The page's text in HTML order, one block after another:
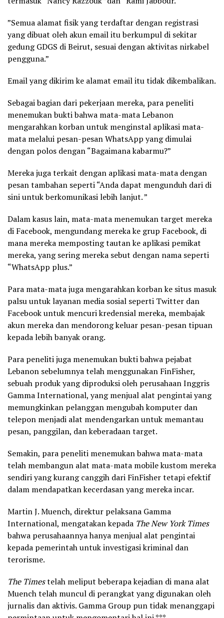
”Semua alamat fisik yang terdaftar dengan registrasi
yang dibuat oleh akun email itu berkumpul di sekitar
gedung GDGS di Beirut, sesuai dengan aktivitas nirkabel
pengguna.”
Email yang dikirim ke alamat email itu tidak dikembalikan.
Sebagai bagian dari pekerjaan mereka, para peneliti
menemukan bukti bahwa mata-mata Lebanon
mengarahkan korban untuk menginstal aplikasi mata-
mata melalui pesan-pesan WhatsApp yang dimulai
dengan polos dengan “Bagaimana kabarmu?”
Mereka juga terkait dengan aplikasi mata-mata dengan
pesan tambahan seperti “Anda dapat mengunduh dari di
sini untuk berkomunikasi lebih lanjut. ”
Dalam kasus lain, mata-mata menemukan target mereka
di Facebook, mengundang mereka ke grup Facebook, di
mana mereka memposting tautan ke aplikasi pemikat
mereka, yang sering mereka sebut dengan nama seperti
“WhatsApp plus.”
Para mata-mata juga mengarahkan korban ke situs masuk
palsu untuk layanan media sosial seperti Twitter dan
Facebook untuk mencuri kredensial mereka, membajak
akun mereka dan mendorong keluar pesan-pesan tipuan
kepada lebih banyak orang.
Para peneliti juga menemukan bukti bahwa pejabat
Lebanon sebelumnya telah menggunakan FinFisher,
sebuah produk yang diproduksi oleh perusahaan Inggris
Gamma International, yang menjual alat pengintai yang
memungkinkan pelanggan mengubah komputer dan
telepon menjadi alat mendengarkan untuk memantau
pesan, panggilan, dan keberadaan target.
Semakin, para peneliti menemukan bahwa mata-mata
telah membangun alat mata-mata mobile kustom mereka
sendiri yang kurang canggih dari FinFisher tetapi efektif
dalam mendapatkan kecerdasan yang mereka incar.
Martin J. Muench, direktur pelaksana Gamma
International, mengatakan kepada The New York Times
bahwa perusahaannya hanya menjual alat pengintai
kepada pemerintah untuk investigasi kriminal dan
terorisme.
The Timestelah meliput beberapa kejadian di mana alat
Muench telah muncul di perangkat yang digunakan oleh
jurnalis dan aktivis. Gamma Group pun tidak menanggapi